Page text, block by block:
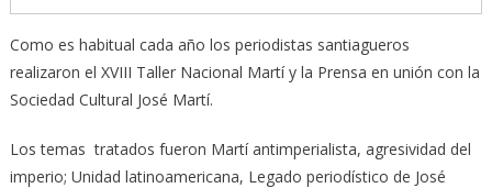
Como es habitual cada año los periodistas santiagueros
realizaron el XVIII Taller Nacional Martí y la Prensa en unión con la
Sociedad Cultural José Martí.
Los temas tratados fueron Martí antimperialista, agresividad del
imperio; Unidad latinoamericana, Legado periodístico de José